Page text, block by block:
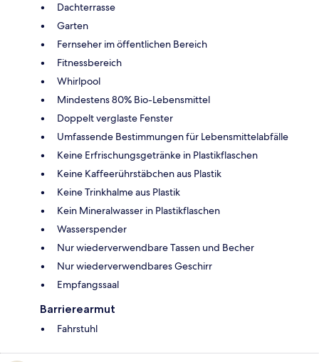
Dachterrasse
Garten
Fernseher im öffentlichen Bereich
Fitnessbereich
Whirlpool
Mindestens 80% Bio-Lebensmittel
Doppelt verglaste Fenster
Umfassende Bestimmungen für Lebensmittelabfälle
Keine Erfrischungsgetränke in Plastikflaschen
Keine Kaffeerührstäbchen aus Plastik
Keine Trinkhalme aus Plastik
Kein Mineralwasser in Plastikflaschen
Wasserspender
Nur wiederverwendbare Tassen und Becher
Nur wiederverwendbares Geschirr
Empfangssaal
Barrierearmut
Fahrstuhl